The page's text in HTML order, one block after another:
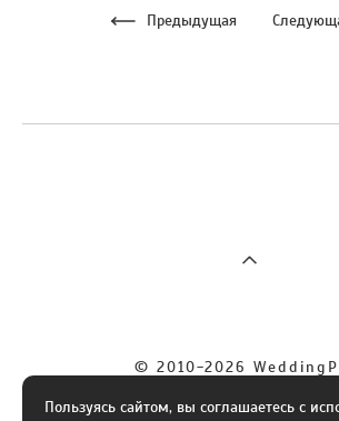
Предыдущая
© 2010-2026
Пользуясь сайтом, вы соглашаетесь с